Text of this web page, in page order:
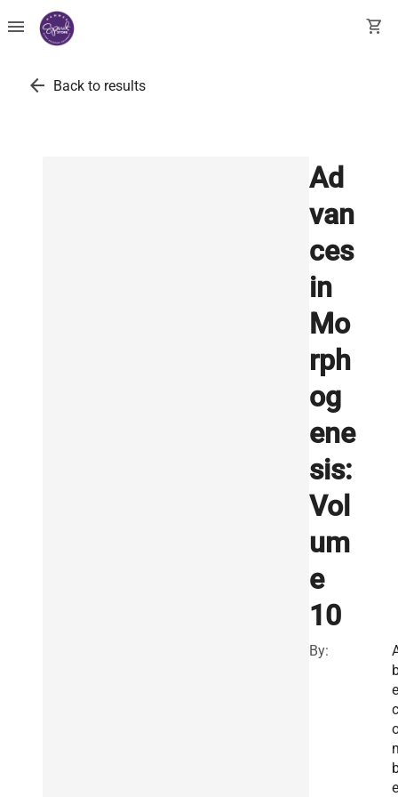
menu shopping_cart
arrow_back Back to results
Ad
van
ces
in
Mo
rph
og
ene
sis:
Vol
um
e
10
By: